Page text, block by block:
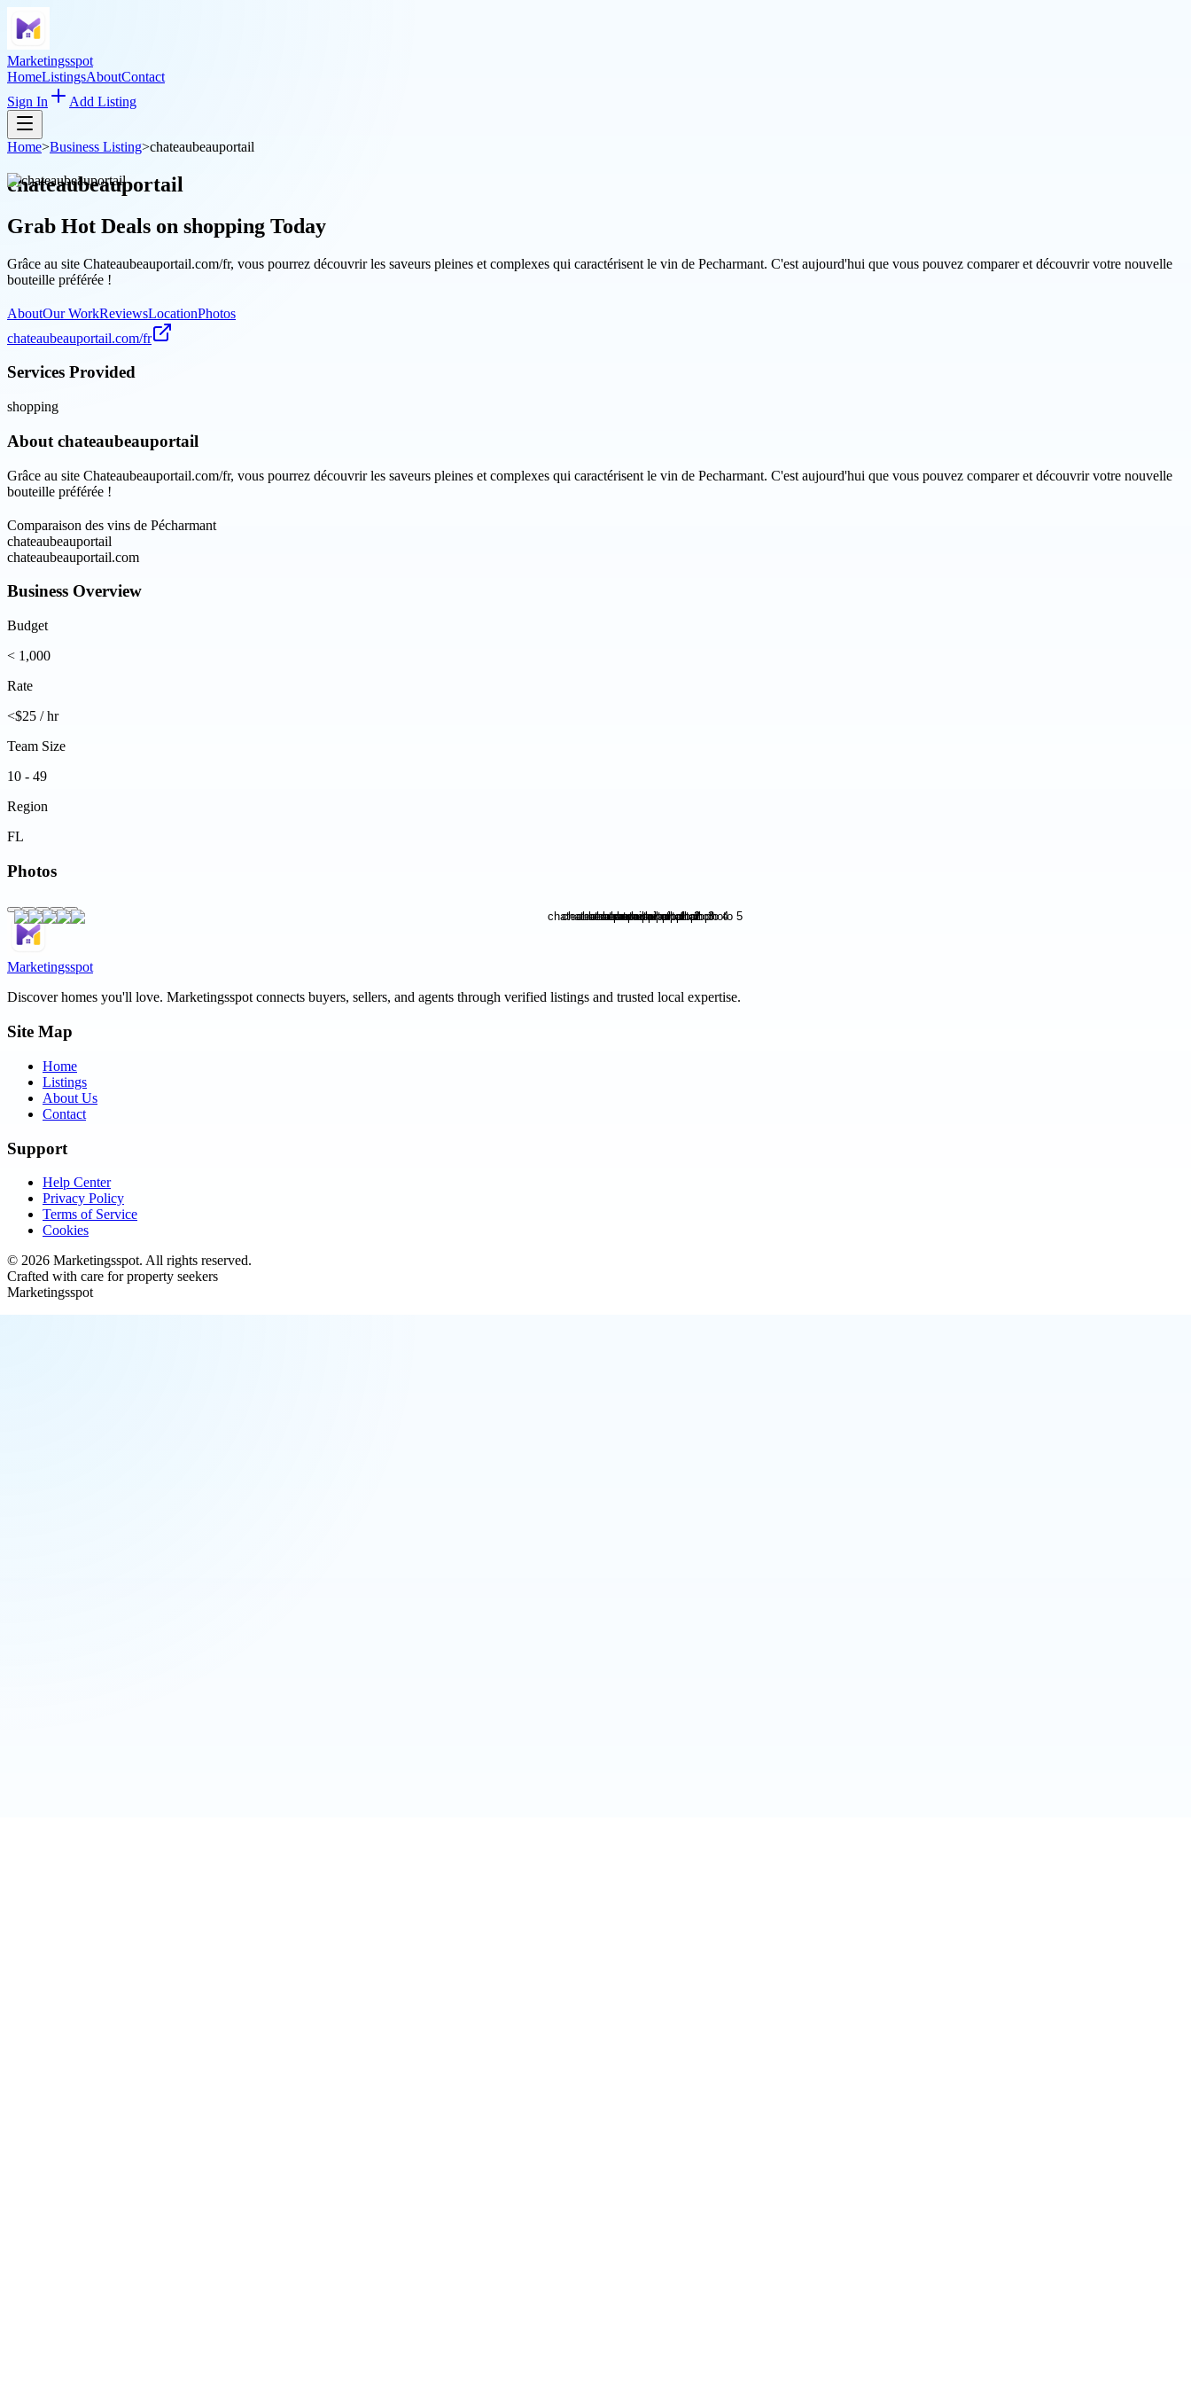
Marketingsspot
HomeListingsAboutContact
Sign In
Add Listing
Home>Business Listing>chateaubeauportail
chateaubeauportail
Grab Hot Deals on shopping Today
Grâce au site Chateaubeauportail.com/fr, vous pourrez découvrir les saveurs pleines et complexes qui caractérisent le vin de Pecharmant. C'est aujourd'hui que vous pouvez comparer et découvrir votre nouvelle
bouteille préférée !
AboutOur WorkReviewsLocationPhotos
chateaubeauportail.com/fr
Services Provided
shopping
About chateaubeauportail
Grâce au site Chateaubeauportail.com/fr, vous pourrez découvrir les saveurs pleines et complexes qui caractérisent le vin de Pecharmant. C'est aujourd'hui que vous pouvez comparer et découvrir votre nouvelle
bouteille préférée !
Comparaison des vins de Pécharmant
chateaubeauportail
chateaubeauportail.com
Business Overview
Budget
< 1,000
Rate
<$25 / hr
Team Size
10 - 49
Region
FL
Photos
Marketingsspot
Discover homes you'll love. Marketingsspotconnects buyers, sellers, and agents through verified listings and trusted local expertise.
Site Map
Home
Listings
About Us
Contact
Support
Help Center
Privacy Policy
Terms of Service
Cookies
© 2026 Marketingsspot. All rights reserved.
Crafted with care for property seekers
Marketingsspot